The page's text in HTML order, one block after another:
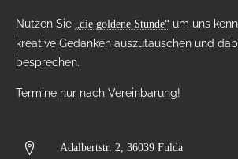
Nutzen Sie „die goldene Stunde“ um uns
kreative Gedanken auszutauschen und
besprechen.
Termine nur nach Vereinbarung!
Adalbertstr. 2, 36039 Fulda